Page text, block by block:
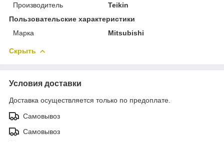
Производитель
Teikin
Пользовательские характеристики
Марка
Mitsubishi
Скрыть
Условия доставки
Доставка осуществляется только по предоплате.
Самовывоз
Самовывоз